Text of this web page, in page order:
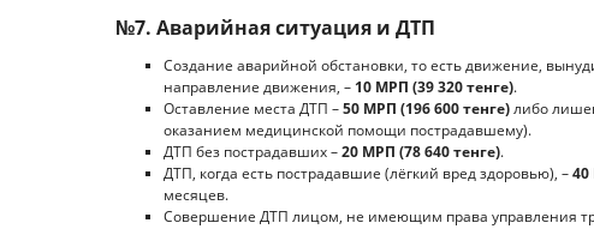
№7. Аварийная ситуация и ДТП
Создание аварийной обстановки, то есть движение,
направление движения, – 10 МРП (39 320 тенге).
Оставление места ДТП –50 МРП (196 600 тенге)либо
оказанием медицинской помощи пострадавшему).
ДТП без пострадавших –20 МРП (78 640 тенге).
ДТП, когда есть пострадавшие (лёгкий вред здоровью), –40
месяцев.
Совершение ДТП лицом, не имеющим права управления